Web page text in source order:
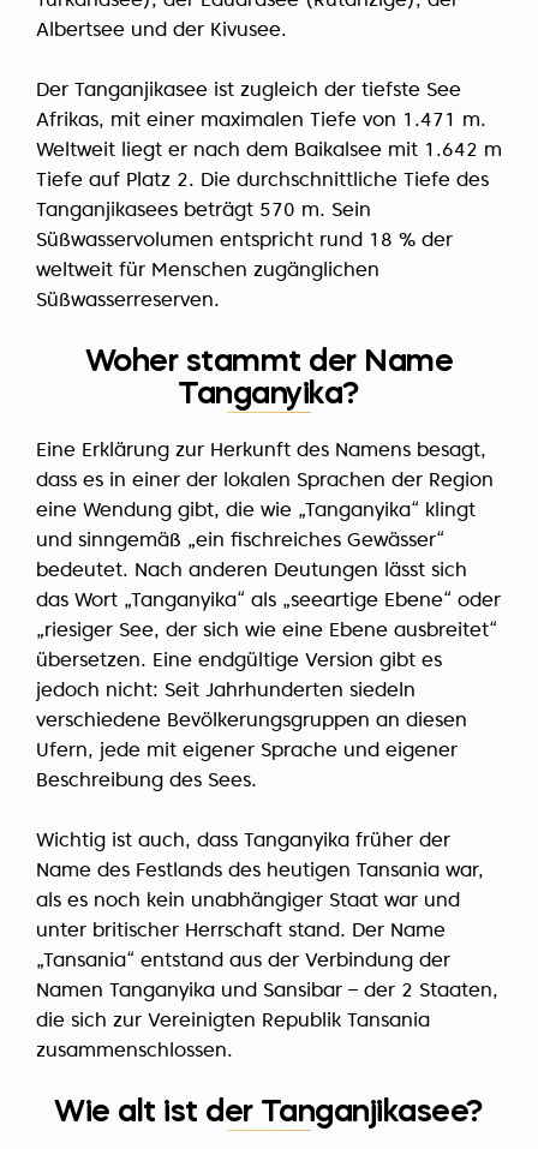
Albertsee und der Kivusee.
Der Tanganjikasee ist zugleich der tiefste See
Afrikas, mit einer maximalen Tiefe von 1.471 m.
Weltweit liegt er nach dem Baikalsee mit 1.642 m
Tiefe auf Platz 2. Die durchschnittliche Tiefe des
Tanganjikasees beträgt 570 m. Sein
Süßwasservolumen entspricht rund 18 % der
weltweit für Menschen zugänglichen
Süßwasserreserven.
Woher stammt der Name
Tanganyika?
Eine Erklärung zur Herkunft des Namens besagt,
dass es in einer der lokalen Sprachen der Region
eine Wendung gibt, die wie „Tanganyika“ klingt
und sinngemäß „ein fischreiches Gewässer“
bedeutet. Nach anderen Deutungen lässt sich
das Wort „Tanganyika“ als „seeartige Ebene“ oder
„riesiger See, der sich wie eine Ebene ausbreitet“
übersetzen. Eine endgültige Version gibt es
jedoch nicht: Seit Jahrhunderten siedeln
verschiedene Bevölkerungsgruppen an diesen
Ufern, jede mit eigener Sprache und eigener
Beschreibung des Sees.
Wichtig ist auch, dass Tanganyika früher der
Name des Festlands des heutigen Tansania war,
als es noch kein unabhängiger Staat war und
unter britischer Herrschaft stand. Der Name
„Tansania“ entstand aus der Verbindung der
Namen Tanganyika und Sansibar – der 2 Staaten,
die sich zur Vereinigten Republik Tansania
zusammenschlossen.
Wie alt ist der Tanganjikasee?